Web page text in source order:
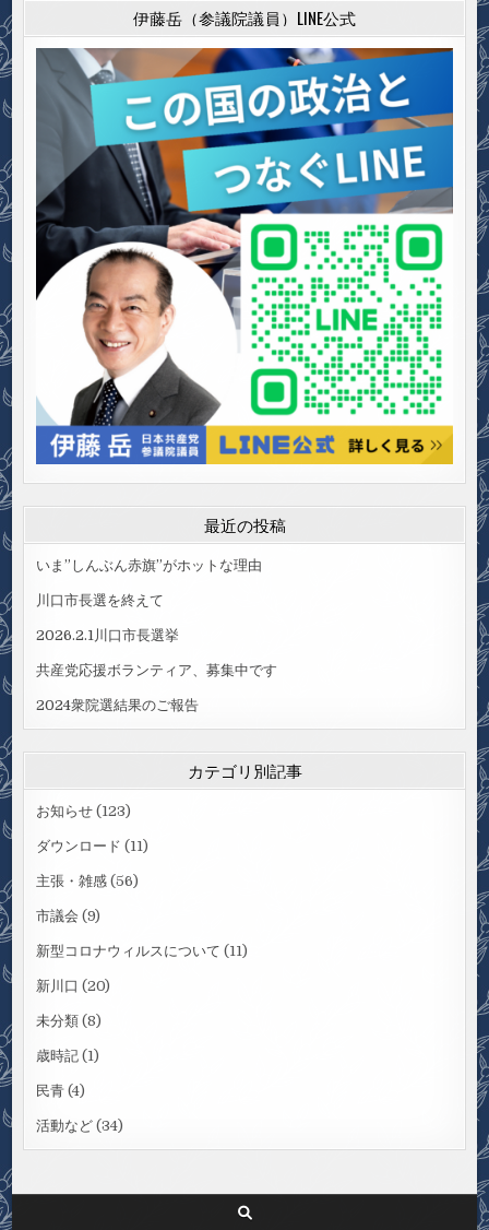
伊藤岳（参議院議員）LINE公式
最近の投稿
いま”しんぶん赤旗”がホットな理由
川口市長選を終えて
2026.2.1川口市長選挙
共産党応援ボランティア、募集中です
2024衆院選結果のご報告
カテゴリ別記事
お知らせ (123)
ダウンロード (11)
主張・雑感 (56)
市議会 (9)
新型コロナウィルスについて (11)
新川口 (20)
未分類 (8)
歳時記 (1)
民青 (4)
活動など (34)